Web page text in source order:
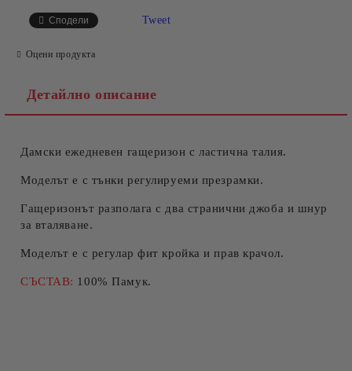
Съгласен съм сПолитиката за лични данни
Ние ще се свържем с вас в рамките на работния ден.
Сподели Tweet
Оцени продукта
Детайлно описание
Дамски ежедневен гащеризон с ластична талия.
Моделът е с тънки регулируеми презрамки.
Гащеризонът разполага с два странични джоба и шнур
за вталяване.
Моделът е с регулар фит кройка и прав крачол.
СЪСТАВ: 100% Памук.